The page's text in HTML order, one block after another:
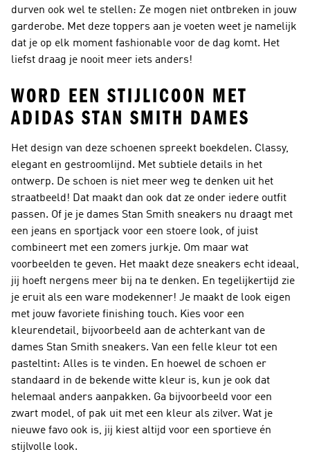
durven ook wel te stellen: Ze mogen niet ontbreken in jouw
garderobe. Met deze toppers aan je voeten weet je namelijk
dat je op elk moment fashionable voor de dag komt. Het
liefst draag je nooit meer iets anders!
WORD EEN STIJLICOON MET
ADIDAS STAN SMITH DAMES
Het design van deze schoenen spreekt boekdelen. Classy,
elegant en gestroomlijnd. Met subtiele details in het
ontwerp. De schoen is niet meer weg te denken uit het
straatbeeld! Dat maakt dan ook dat ze onder iedere outfit
passen. Of je je dames Stan Smith sneakers nu draagt met
een jeans en sportjack voor een stoere look, of juist
combineert met een zomers jurkje. Om maar wat
voorbeelden te geven. Het maakt deze sneakers echt ideaal,
jij hoeft nergens meer bij na te denken. En tegelijkertijd zie
je eruit als een ware modekenner! Je maakt de look eigen
met jouw favoriete finishing touch. Kies voor een
kleurendetail, bijvoorbeeld aan de achterkant van de
dames Stan Smith sneakers. Van een felle kleur tot een
pasteltint: Alles is te vinden. En hoewel de schoen er
standaard in de bekende witte kleur is, kun je ook dat
helemaal anders aanpakken. Ga bijvoorbeeld voor een
zwart model, of pak uit met een kleur als zilver. Wat je
nieuwe favo ook is, jij kiest altijd voor een sportieve én
stijlvolle look.